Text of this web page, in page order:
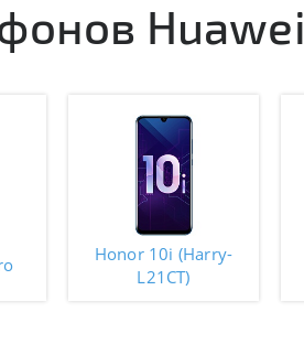
Honor 10i (Harry-
L21CT)